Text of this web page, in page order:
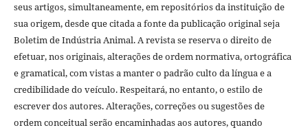
seus artigos, simultaneamente, em repositórios da instituição de
sua origem, desde que citada a fonte da publicação original seja
Boletim de Indústria Animal. A revista se reserva o direito de
efetuar, nos originais, alterações de ordem normativa, ortográfica
e gramatical, com vistas a manter o padrão culto da língua e a
credibilidade do veículo. Respeitará, no entanto, o estilo de
escrever dos autores. Alterações, correções ou sugestões de
ordem conceitual serão encaminhadas aos autores, quando